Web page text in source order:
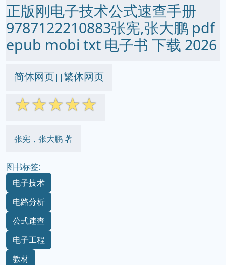
正版刚电子技术公式速查手册
9787122210883张宪,张大鹏 pdf
epub mobi txt 电子书 下载 2026
简体网页||繁体网页
☆☆☆☆☆
张宪，张大鹏 著
图书标签:
电子技术
电路分析
公式速查
电子工程
教材